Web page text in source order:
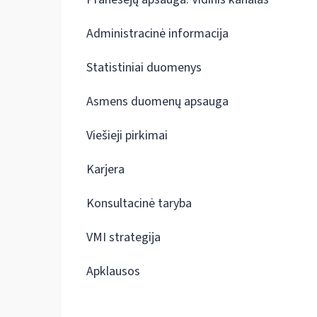
Administracinė informacija
Statistiniai duomenys
Asmens duomenų apsauga
Viešieji pirkimai
Karjera
Konsultacinė taryba
VMI strategija
Apklausos